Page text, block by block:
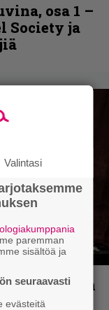
osa 1 –
Society ja
kotimaisen
Valintasi
paremman
sisältöä ja
seuraavasti
evästeitä